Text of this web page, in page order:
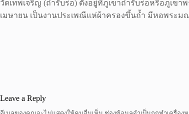
วัดเทพเจริญ (ถ้ำรับร่อ) ตั้งอยู่ที่ภูเขาถ้ำรับร่อหรือภูเ
เมษายน เป็นงานประเพณีแห่ผ้าครองขึ้นถ้ำ มีหอพระม
Leave a Reply